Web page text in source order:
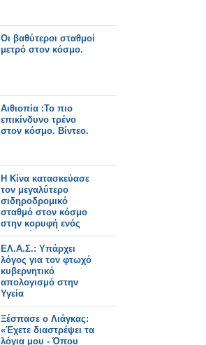
Οι βαθύτεροι σταθμοί
μετρό στον κόσμο.
Αιθιοπία :Το πιο
επικίνδυνο τρένο
στον κόσμο. Βίντεο.
Η Κίνα κατασκεύασε
τον μεγαλύτερο
σιδηροδρομικό
σταθμό στον κόσμο
στην κορυφή ενός
βουνού σε μόλις 38
μήνες!
ΕΛ.Α.Σ.: Υπάρχει
λόγος για τον φτωχό
κυβερνητικό
απολογισμό στην
Υγεία
Ξέσπασε ο Λιάγκας:
«Έχετε διαστρέψει τα
λόγια μου - Όπου